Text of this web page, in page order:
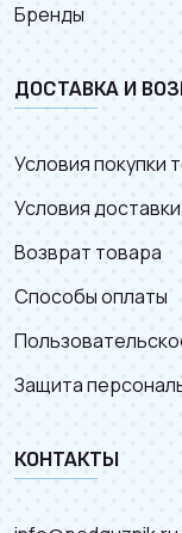
Бренды
ДОСТАВКА И
Условия покупки
Условия доставки
Возврат товара
Способы оплаты
Защита
КОНТАКТЫ